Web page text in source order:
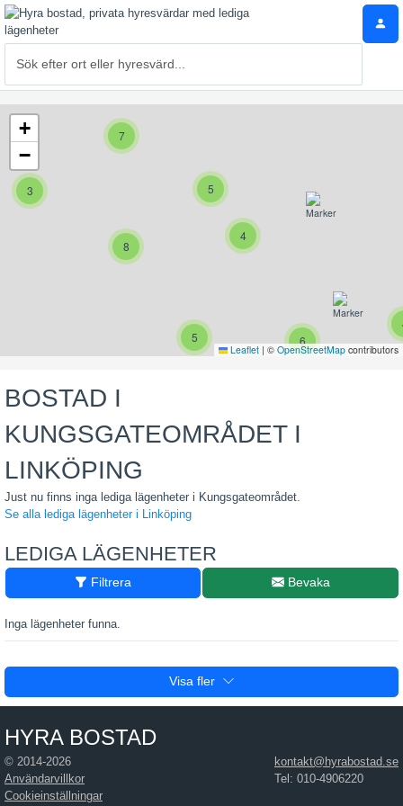
3
7
5
4
8
5 6
+
−
Leaflet | © OpenStreetMap contributors
BOSTAD I
KUNGSGATEOMRÅDET I
LINKÖPING
Just nu finns inga lediga lägenheter i Kungsgateområdet.
Se alla lediga lägenheter i Linköping
LEDIGA LÄGENHETER
Filtrera Bevaka
Inga lägenheter funna.
Visa fler
HYRA BOSTAD
kontakt@hyrabostad.se
Tel: 010-4906220
© 2014-2026
Användarvillkor
Cookieinställningar